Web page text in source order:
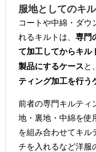
服地としてのキ
コートや中綿・ダウ
れるキルトは、 専門
て加工してからキル
製品にするケースと、
ティング加工を行う
前者の専門キルティ
地・裏地・中綿を使
を組み合わせてキル
チを入れるなど洋服